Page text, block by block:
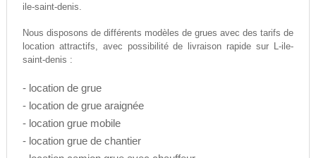
ile-saint-denis.
Nous disposons de différents modèles de grues avec des tarifs de
location attractifs, avec possibilité de livraison rapide sur L-ile-
saint-denis :
- location de grue
- location de grue araignée
- location grue mobile
- location grue de chantier